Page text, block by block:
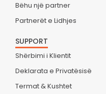
Bëhu një partner
Partnerët e Lidhjes
SUPPORT
Shërbimi i Klientit
Deklarata e Privatësisë
Termat & Kushtet